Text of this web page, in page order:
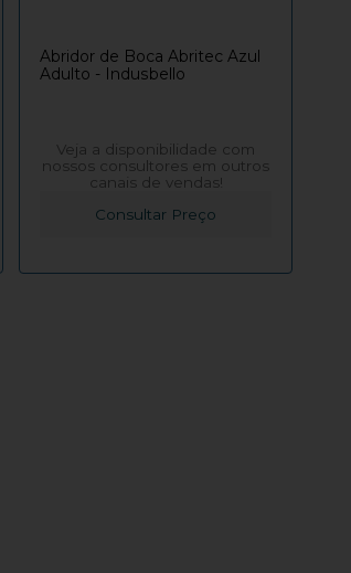
Abridor de Boca Abritec Azul
Adulto - Indusbello
Veja a disponibilidade com
nossos consultores em outros
canais de vendas!
Consultar Preço